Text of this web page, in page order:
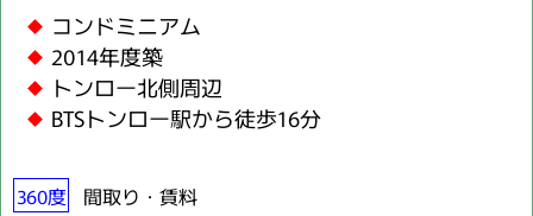
コンドミニアム
2014年度築
トンロー北側周辺
BTSトンロー駅から徒歩16分
360度 間取り・賃料